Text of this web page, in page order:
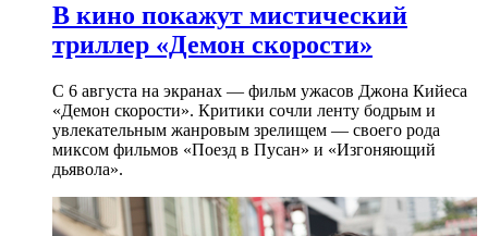
В кино покажут мистический
триллер «Демон скорости»
С 6 августа на экранах — фильм ужасов Джона Кийеса
«Демон скорости». Критики сочли ленту бодрым и
увлекательным жанровым зрелищeм — своего рода
миксом фильмов «Поезд в Пусан» и «Изгоняющий
дьявола».